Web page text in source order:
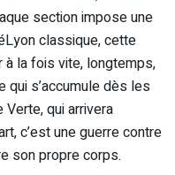
section impose une
classique, cette
la fois vite, longtemps,
s’accumule dès les
qui arrivera
c’est une guerre contre
son propre corps.